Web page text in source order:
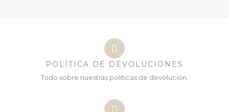
POLÍTICA DE DEVOLUCIONES
Todo sobre nuestras políticas de devolución.